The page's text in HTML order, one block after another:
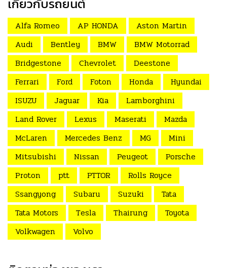
เกี่ยวกับรถยนต์
Alfa Romeo AP HONDA
Aston Martin
Audi
Bentley BMW
BMW Motorrad
Bridgestone
Chevrolet
Deestone
Ferrari
Ford Foton Honda
Hyundai
ISUZU
Jaguar Kia
Lamborghini
Land Rover
Lexus Maserati
Mazda
McLaren
Mercedes Benz MG
Mini
Mitsubishi
Nissan Peugeot
Porsche
Proton
ptt PTTOR
Rolls Royce
Ssangyong
Subaru Suzuki
Tata
Tata Motors
Tesla Thairung
Toyota
Volkwagen
Volvo